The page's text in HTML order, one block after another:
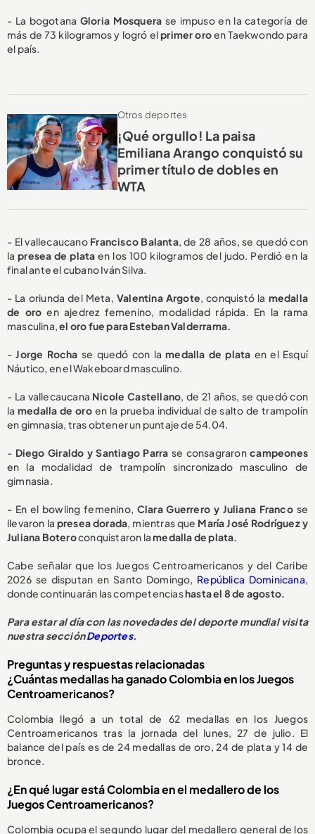
- La bogotana Gloria Mosquera se impuso en la categoría de
más de 73 kilogramos y logró elprimer oroen Taekwondo para
el país.
Otros deportes
¡Qué orgullo! La paisa
Emiliana Arango conquistó su
primer título de dobles en
WTA
- El vallecaucano Francisco Balanta, de 28 años, se quedó con
lapresea de plata en los 100 kilogramos del judo. Perdió en la
final ante el cubano Iván Silva.
- La oriunda del Meta, Valentina Argote, conquistó la medalla
de oro en ajedrez femenino, modalidad rápida. En la rama
masculina,el oro fue para Esteban Valderrama.
-Jorge Rocha se quedó con la medalla de plata en el Esquí
Náutico, en el Wakeboard masculino.
- La vallecaucana Nicole Castellano, de 21 años, se quedó con
lamedalla de oro en la prueba individual de salto de trampolín
en gimnasia, tras obtener un puntaje de 54.04.
- Diego Giraldo y Santiago Parra se consagraroncampeones
en la modalidad de trampolín sincronizado masculino de
gimnasia.
- En el bowling femenino, Clara Guerrero y Juliana Francose
llevaron la presea dorada, mientras que María José Rodríguez y
Juliana Boteroconquistaron lamedalla de plata.
Cabe señalar que los Juegos Centroamericanos y del Caribe
2026 se disputan en Santo Domingo, República Dominicana,
donde continuarán las competenciashasta el 8 de agosto.
Para estar al día con las novedades del deporte mundial visita
nuestra secciónDeportes.
Preguntas y respuestas relacionadas
¿Cuántas medallas ha ganado Colombia en los Juegos
Centroamericanos?
Colombia llegó a un total de 62 medallas en los Juegos
Centroamericanos tras la jornada del lunes, 27 de julio. El
balance del país es de 24 medallas de oro, 24 de plata y 14 de
bronce.
¿En qué lugar está Colombia en el medallero de los
Juegos Centroamericanos?
Colombia ocupa el segundo lugar del medallero general de los